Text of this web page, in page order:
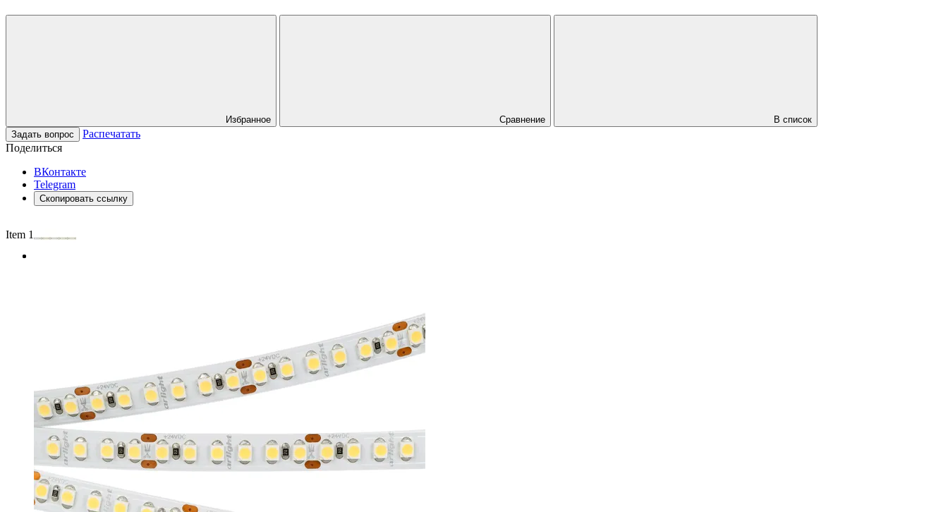
Избранное Сравнение
В список
Задать вопрос
Распечатать
Поделиться
ВКонтакте
Telegram
Скопировать ссылку
Item 1 of 2